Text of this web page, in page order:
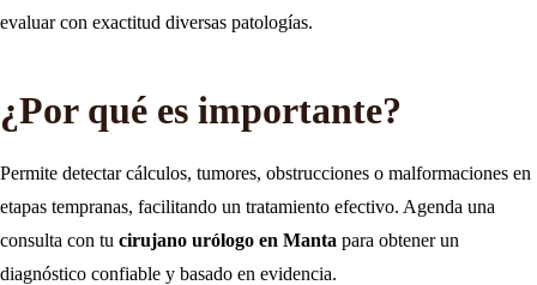
evaluar con exactitud diversas patologías.
¿Por qué es importante?
Permite detectar cálculos, tumores, obstrucciones o malformaciones en
etapas tempranas, facilitando un tratamiento efectivo. Agenda una
consulta con tu cirujano urólogo en Manta para obtener un
diagnóstico confiable y basado en evidencia.